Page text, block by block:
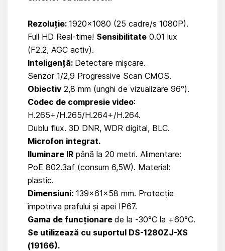
Rezoluție: 1920×1080 (25 cadre/s 1080P).
Full HD Real-time! Sensibilitate 0.01 lux
(F2.2, AGC activ).
Inteligență: Detectare mișcare.
Senzor 1/2,9 Progressive Scan CMOS.
Obiectiv 2,8 mm (unghi de vizualizare 96°).
Codec de compresie video:
H.265+/H.265/H.264+/H.264.
Dublu flux. 3D DNR, WDR digital, BLC.
Microfon integrat.
Iluminare IR până la 20 metri. Alimentare:
PoE 802.3af (consum 6,5W). Material:
plastic.
Dimensiuni: 139×61×58 mm. Protecție
împotriva prafului și apei IP67.
Gama de funcționare de la -30°C la +60°C.
Se utilizează cu suportul DS-1280ZJ-XS
(19166).